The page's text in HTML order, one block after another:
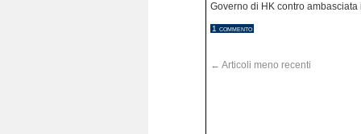
Governo di HK contro ambasciata
1 commento
← Articoli meno recenti